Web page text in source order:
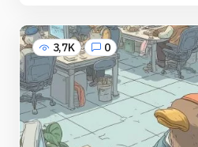
3,7K 0